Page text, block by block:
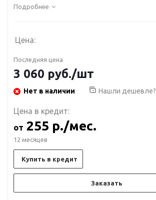
Подробнее
Цена:
Последняя цена
3 060 руб./шт
Нет в наличии Нашли дешевле?
Цена в кредит:
от 255 р./мес.
12 месяцев
Купить в кредит
Заказать